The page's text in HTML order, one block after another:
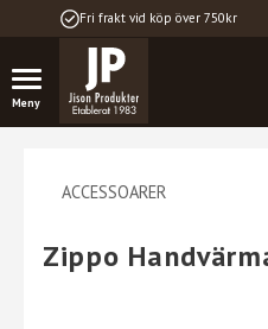
Fri frakt vid köp över 750kr
ACCESSOARER
Zippo